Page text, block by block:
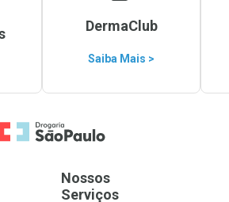
DermaClub
Saiba Mais >
para a Home
Nossos
Serviços